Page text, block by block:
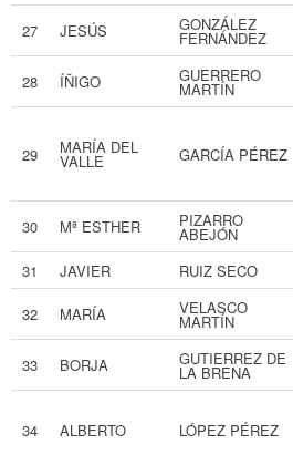
27 JESÚS GONZÁLEZ
FERNÁNDEZ
28 ÍÑIGO GUERRERO
MARTÍN
29 MARÍA DEL
VALLE GARCÍA PÉREZ
30 Mª ESTHER PIZARRO
ABEJÓN
31
JAVIER RUIZ SECO
32 MARÍA VELASCO
MARTÍN
33 BORJA GUTIERREZ DE
LA BRENA
34 ALBERTO LÓPEZ PÉREZ